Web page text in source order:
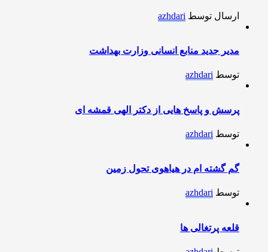
ارسال توسط azhdari
مدیر جدید منابع انسانی وزارت بهداشت
توسط azhdari
پرسش و پاسخ هایی از دکتر الهی قمشه ای
توسط azhdari
گم گشته ام در هیاهوی تحول زمین
توسط azhdari
قلعه پرتغالی ها